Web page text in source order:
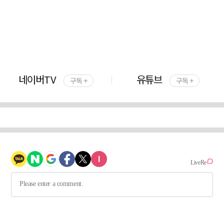
네이버TV 구독 + 유튜브 구독 +